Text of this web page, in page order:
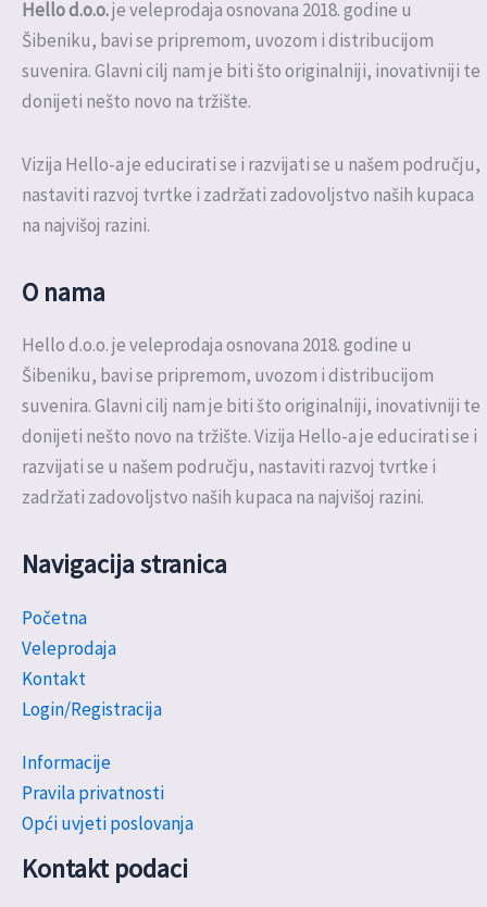
Hello d.o.o.je veleprodaja osnovana 2018. godine u
Šibeniku, bavi se pripremom, uvozom i distribucijom
suvenira. Glavni cilj nam je biti što originalniji, inovativniji te
donijeti nešto novo na tržište.
Vizija Hello-a je educirati se i razvijati se u našem području,
nastaviti razvoj tvrtke i zadržati zadovoljstvo naših kupaca
na najvišoj razini.
O nama
Hello d.o.o. je veleprodaja osnovana 2018. godine u
Šibeniku, bavi se pripremom, uvozom i distribucijom
suvenira. Glavni cilj nam je biti što originalniji, inovativniji te
donijeti nešto novo na tržište. Vizija Hello-a je educirati se i
razvijati se u našem području, nastaviti razvoj tvrtke i
zadržati zadovoljstvo naših kupaca na najvišoj razini.
Navigacija stranica
Početna
Veleprodaja
Kontakt
Login/Registracija
Informacije
Pravila privatnosti
Opći uvjeti poslovanja
Kontakt podaci